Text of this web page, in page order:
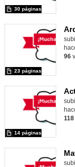
30 páginas
23 páginas
96
14 páginas
118